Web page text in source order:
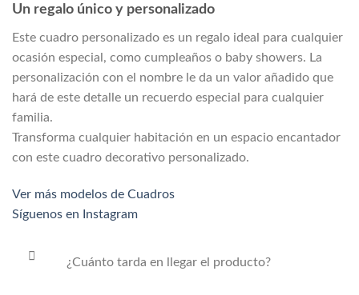
Un regalo único y personalizado
Este cuadro personalizado es un regalo ideal para cualquier
ocasión especial, como cumpleaños o baby showers. La
personalización con el nombre le da un valor añadido que
hará de este detalle un recuerdo especial para cualquier
familia.
Transforma cualquier habitación en un espacio encantador
con este cuadro decorativo personalizado.
Ver más modelos de Cuadros
Síguenos en Instagram
¿Cuánto tarda en llegar el producto?